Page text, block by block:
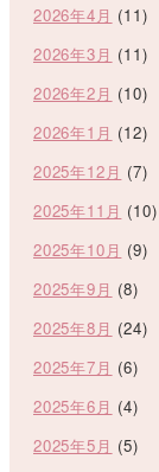
2026年4月 (11)
2026年3月 (11)
2026年2月 (10)
2026年1月 (12)
2025年12月 (7)
2025年11月 (10)
2025年10月 (9)
2025年9月 (8)
2025年8月 (24)
2025年7月 (6)
2025年6月 (4)
2025年5月 (5)